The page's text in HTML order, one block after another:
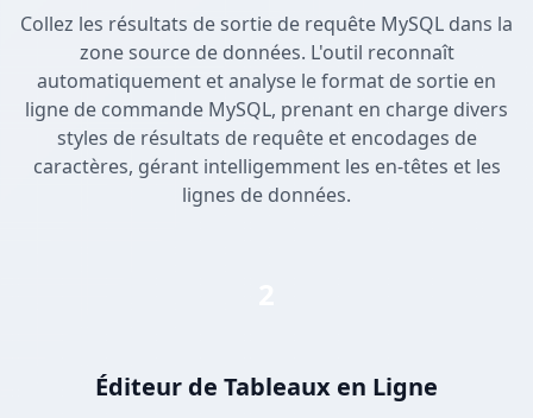
Collez les résultats de sortie de requête MySQL dans la
zone source de données. L'outil reconnaît
automatiquement et analyse le format de sortie en
ligne de commande MySQL, prenant en charge divers
styles de résultats de requête et encodages de
caractères, gérant intelligemment les en-têtes et les
lignes de données.
Éditeur de Tableaux en Ligne